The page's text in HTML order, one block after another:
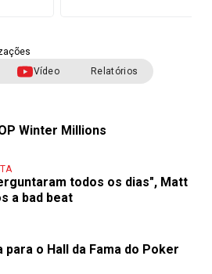
Vídeo Relatórios
Winter Millions
todos os dias", Matt
a bad beat
para o Hall da Fama do Poker